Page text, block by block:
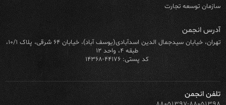
سازمان توسعه تجارت
آدرس انجمن
تهران، خیابان سیدجمال الدین اسدآبادی(یوسف آباد)، خیابان ۶۴ شرقی، پلاک ۱۰/۱،
طبقه ۴، واحد ۱۲
کد پستی: ۴۴۱۷۶-۱۴۳۶۸
تلفن انجمن